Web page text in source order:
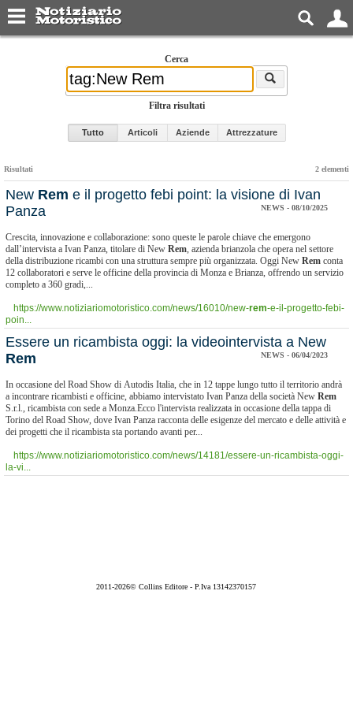
Cerca
Filtra risultati
Tutto Articoli Aziende Attrezzature
Risultati 2 elementi
​New Rem e il progetto febi point: la visione di Ivan
Panza
NEWS - 08/10/2025
Crescita, innovazione e collaborazione: sono queste le parole chiave che emergono
dall’intervista a Ivan Panza, titolare di New Rem, azienda brianzola che opera nel settore
della distribuzione ricambi con una struttura sempre più organizzata. Oggi New Rem conta
12 collaboratori e serve le officine della provincia di Monza e Brianza, offrendo un servizio
completo a 360 gradi,...
https://www.notiziariomotoristico.com/news/16010/new-rem-e-il-progetto-febi-
poin...
​Essere un ricambista oggi: la videointervista a New
Rem
NEWS - 06/04/2023
In occasione del Road Show di Autodis Italia, che in 12 tappe lungo tutto il territorio andrà
a incontrare ricambisti e officine, abbiamo intervistato Ivan Panza della società New Rem
S.r.l., ricambista con sede a Monza.Ecco l'intervista realizzata in occasione della tappa di
Torino del Road Show, dove Ivan Panza racconta delle esigenze del mercato e delle attività e
dei progetti che il ricambista sta portando avanti per...
https://www.notiziariomotoristico.com/news/14181/essere-un-ricambista-oggi-
la-vi...
2011-2026© Collins Editore - P.Iva 13142370157